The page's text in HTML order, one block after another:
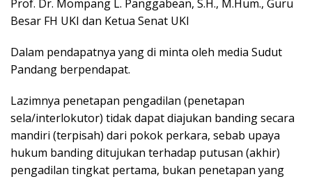
Prof. Dr. Mompang L. Panggabean, S.H., M.Hum., Guru
Besar FH UKI dan Ketua Senat UKI
Dalam pendapatnya yang di minta oleh media Sudut
Pandang berpendapat.
Lazimnya penetapan pengadilan (penetapan
sela/interlokutor) tidak dapat diajukan banding secara
mandiri (terpisah) dari pokok perkara, sebab upaya
hukum banding ditujukan terhadap putusan (akhir)
pengadilan tingkat pertama, bukan penetapan yang